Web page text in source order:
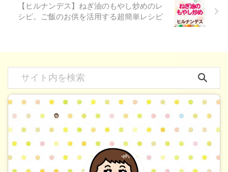
【ヒルナンデス】ねぎ油のもやし炒めのレ
シピ。ご飯のお供を活用する超簡単レシピ